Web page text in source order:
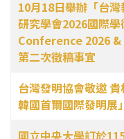
10月18日舉辦「台
研究學會2026國際
Conference 2026
第二次徵稿事宜
台灣發明協會敬邀
韓國首爾國際發明展」
國立中央大學訂於